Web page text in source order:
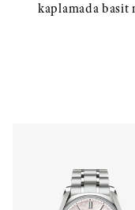
kaplamada basit